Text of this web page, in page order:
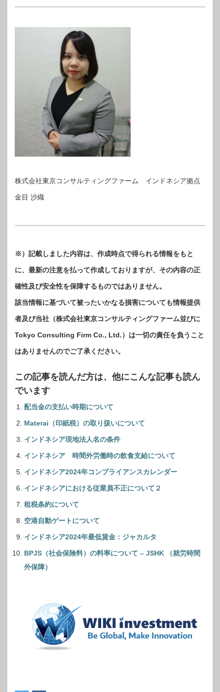
株式会社東京コンサルティングファーム インドネシア拠点
金目 沙織
※）記載しました内容は、作成時点で得られる情報をもと
に、最新の注意を払って作成しておりますが、その内容の正
確性及び安全性を保障するものではありません。
該当情報に基づいて被ったいかなる損害についても情報提供
者及び当社（株式会社東京コンサルティングファーム並びに
Tokyo Consulting Firm Co., Ltd.）は一切の責任を負うこと
はありませんのでご了承ください。
この記事を読んだ方は、他にこんな記事も読ん
でいます
配当金の支払い時期について
Materai（印紙税）の取り扱いについて
インドネシア現地法人名の条件
インドネシア 時間外労働時の飲食支給について
インドネシア2024年コンプライアンスカレンダー
インドネシアにおける従業員不正について２
租税条約について
空港自動ゲートについて
インドネシア2024年最低賃金：ジャカルタ
BPJS（社会保険料）の料率について – JSHK （就労時間
外保障）